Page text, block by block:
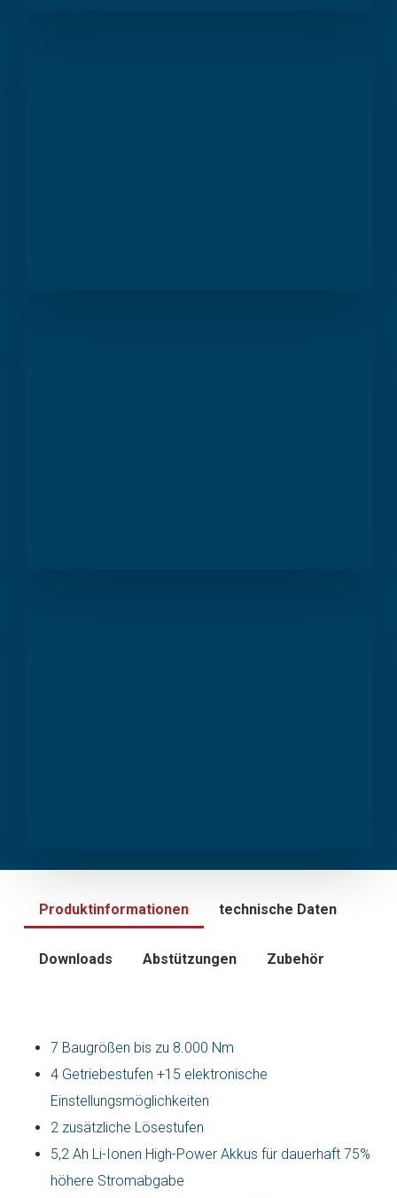
Produktinformationen technische Daten
Downloads Abstützungen Zubehör
7 Baugrößen bis zu 8.000 Nm
4 Getriebestufen +15 elektronische
Einstellungsmöglichkeiten
2 zusätzliche Lösestufen
5,2 Ah Li-Ionen High-Power Akkus für dauerhaft 75%
höhere Stromabgabe